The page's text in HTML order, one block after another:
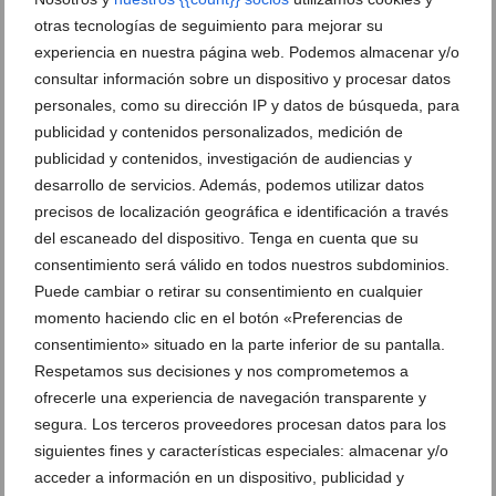
otras tecnologías de seguimiento para mejorar su
experiencia en nuestra página web. Podemos almacenar y/o
consultar información sobre un dispositivo y procesar datos
personales, como su dirección IP y datos de búsqueda, para
publicidad y contenidos personalizados, medición de
publicidad y contenidos, investigación de audiencias y
desarrollo de servicios. Además, podemos utilizar datos
precisos de localización geográfica e identificación a través
del escaneado del dispositivo. Tenga en cuenta que su
consentimiento será válido en todos nuestros subdominios.
Puede cambiar o retirar su consentimiento en cualquier
momento haciendo clic en el botón «Preferencias de
consentimiento» situado en la parte inferior de su pantalla.
Respetamos sus decisiones y nos comprometemos a
ofrecerle una experiencia de navegación transparente y
segura. Los terceros proveedores procesan datos para los
siguientes fines y características especiales: almacenar y/o
acceder a información en un dispositivo, publicidad y
buenas costumbres (pornográficos, violentos,
racistas, etc.);
induzcan o puedan inducir en el usuario la falsa
concepción de que AVANT CEM / JÁVEA.COM
suscribe, respalda, se adhiere o, de cualquier
manera, apoya las ideas, manifestaciones o
expresiones, lícitas o ilícitas, del remitente;
resulten inapropiados o no pertinentes con la
actividad de AVANT CEM / JÁVEA.COM, en
atención al lugar, contenidos y temática de la
página web del remitente.
En cualquier caso, AVANT CEM / JÁVEA.COM se
reserva el derecho a prohibir los enlaces a su página
web y exigir su retirada cuando éstos no cumplan las
condiciones exigidas en este apartado.